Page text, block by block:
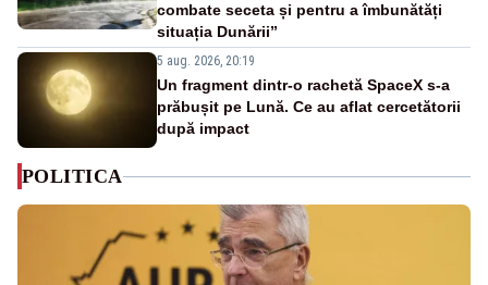
combate seceta și pentru a îmbunătăți
situația Dunării”
5 aug. 2026, 20:19
Un fragment dintr-o rachetă SpaceX s-a
prăbușit pe Lună. Ce au aflat cercetătorii
după impact
POLITICA